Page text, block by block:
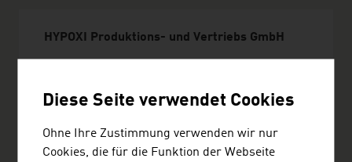
HYPOXI Produktions- und Vertriebs GmbH
5071 Wals-Siezenheim
+43662629830
+436626298305
Diese Seite verwendet Cookies
Ohne Ihre Zustimmung verwenden wir nur
Cookies, die für die Funktion der Webseite